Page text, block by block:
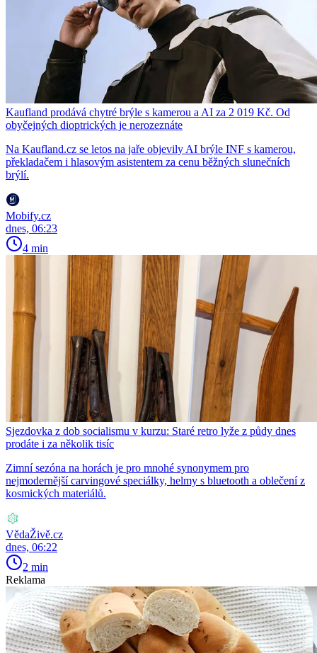
Kaufland prodává chytré brýle s kamerou a AI za 2 019 Kč. Od
obyčejných dioptrických je nerozeznáte
Na Kaufland.cz se letos na jaře objevily AI brýle INF s kamerou,
překladačem i hlasovým asistentem za cenu běžných slunečních
brýlí.
Mobify.cz
dnes, 06:23
4 min
Sjezdovka z dob socialismu v kurzu: Staré retro lyže z půdy dnes
prodáte i za několik tisíc
Zimní sezóna na horách je pro mnohé synonymem pro
nejmodernější carvingové speciálky, helmy s bluetooth a oblečení z
kosmických materiálů.
VědaŽivě.cz
dnes, 06:22
2 min
Reklama